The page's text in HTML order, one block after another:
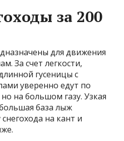
за 200
для движения
За счет легкости,
гусеницы с
уверенно едут по
на большом газу. Узкая
база лыж
на кант и